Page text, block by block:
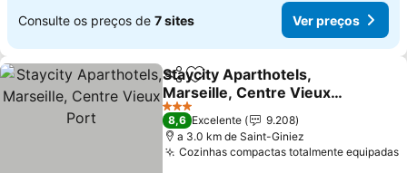
Consulte os preços de 7 sites Ver preços
PartilharAdicionar aos favoritos
Staycity Aparthotels,
Marseille, Centre Vieux
Port
3 Estrelas
8,6 Excelente
9.208
a 3.0 km de Saint-Giniez
Cozinhas compactas totalmente equipadas